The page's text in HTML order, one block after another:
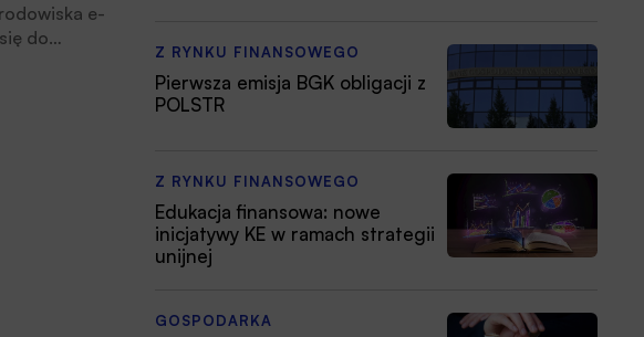
e-
do
Z RYNKU FINANSOWEGO
Pierwsza emisja BGK obligacji z
POLSTR
Z RYNKU FINANSOWEGO
Edukacja finansowa: nowe
inicjatywy KE w ramach strategii
unijnej
GOSPODARKA